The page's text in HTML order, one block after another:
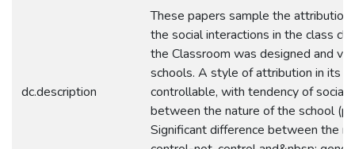
dc.description
These papers sample the
the social interactions in the class
the Classroom was designed and
schools. A style of attribution in its
controllable, with tendency of social
between the nature of the school
Significant difference between the